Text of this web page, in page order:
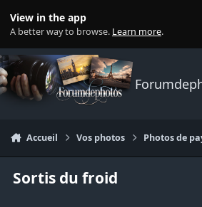
View in the app
A better way to browse. Learn more.
Accueil Vos photos Photos de
Sortis du froid